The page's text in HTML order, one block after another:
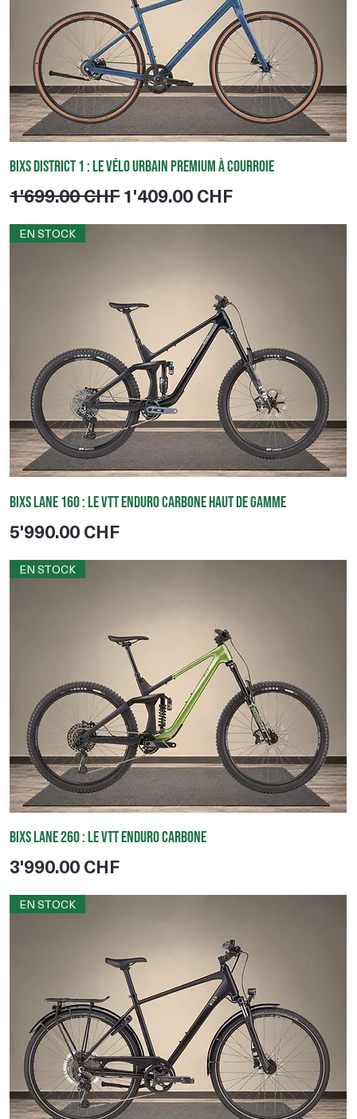
BIXS District 1 : le vélo urbain premium à courroie
Prix original
1'699.00 CHFPrix promotionnel
1'409.00 CHF
EN STOCK
BIXS Lane 160 : le VTT enduro carbone haut de gamme
Prix
5'990.00 CHF
EN STOCK
BIXS Lane 260 : le VTT enduro carbone
Prix
3'990.00 CHF
EN STOCK